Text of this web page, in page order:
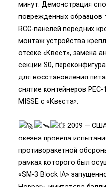
минут. Демонстрация
поврежденных образцов
RCC-панелей передних
монтаж устройства
отсеке «Квест», замена
секции S0,
для восстановления
снятие контейнеров
MISSE с «Квеста».
2009 — США
океана провела
противоракетной
рамках которого был
«SM-3 Block IA»